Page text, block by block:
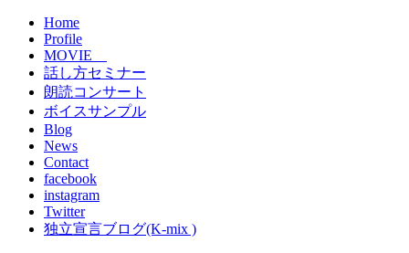
Home
Profile
MOVIE
話し方セミナー
朗読コンサート
ボイスサンプル
Blog
News
Contact
facebook
instagram
Twitter
独立宣言ブログ(K-mix )